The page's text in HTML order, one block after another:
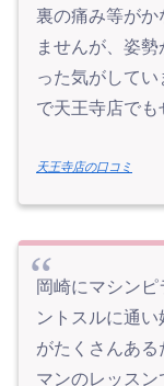
裏の痛み等がか
ませんが、姿
った気がして
で天王寺店でも
天王寺店の口コミ
岡崎にマシン
ントスルに通
がたくさんあ
マンのレッス